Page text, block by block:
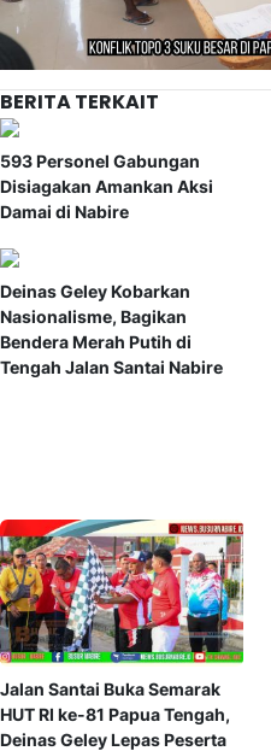
BERITA TERKAIT
593 Personel Gabungan
Disiagakan Amankan Aksi
Damai di Nabire
Deinas Geley Kobarkan
Nasionalisme, Bagikan
Bendera Merah Putih di
Tengah Jalan Santai Nabire
Jalan Santai Buka Semarak
HUT RI ke-81 Papua Tengah,
Deinas Geley Lepas Peserta